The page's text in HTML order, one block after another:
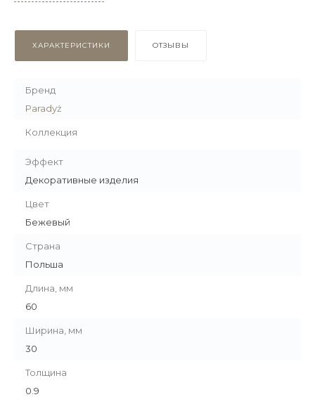
ХАРАКТЕРИСТИКИ ОТЗЫВЫ
Бренд
Paradyż
Коллекция
Эффект
Декоративные изделия
Цвет
Бежевый
Страна
Польша
Длина, мм
60
Ширина, мм
30
Толщина
0.9